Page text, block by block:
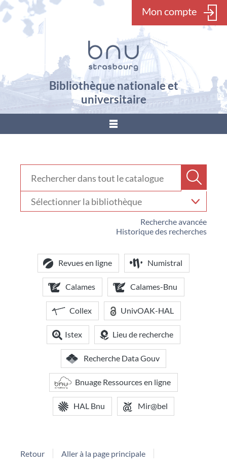
Mon compte
Bibliothèque nationale et
universitaire
???
Recherche avancée
Historique des recherches
votre
bibliothèque
Revues en ligne Numistral
Calames Calames-Bnu
Collex UnivOAK-HAL
Istex Lieu de recherche
Recherche Data Gouv
Bnuage Ressources en ligne
HAL Bnu Mir@bel
Retour Aller à la page principale